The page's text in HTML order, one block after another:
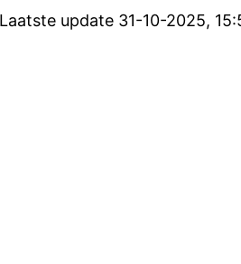
update 31-10-2025,